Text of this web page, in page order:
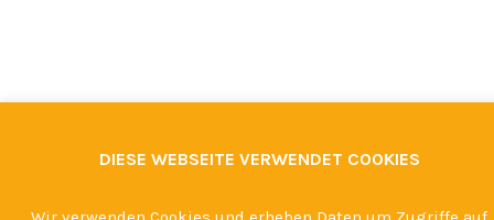
DIESE WEBSEITE VERWENDET COOKIES